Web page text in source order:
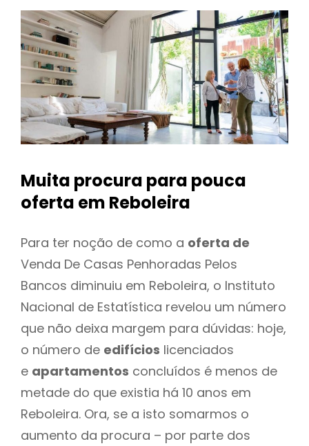
Muita procura para pouca
oferta em Reboleira
Para ter noção de como a oferta de
Venda De Casas Penhoradas Pelos
Bancos diminuiu em Reboleira, o Instituto
Nacional de Estatística revelou um número
que não deixa margem para dúvidas: hoje,
o número de edifícios licenciados
e apartamentos concluídos é menos de
metade do que existia há 10 anos em
Reboleira. Ora, se a isto somarmos o
aumento da procura – por parte dos